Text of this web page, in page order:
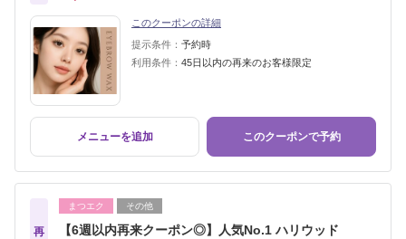
このクーポンの詳細
提示条件： 予約時
利用条件： 45日以内の再来のお客様限定
メニューを追加 このクーポンで予約
再
まつエク その他
【6週以内再来クーポン◎】人気No.1 ハリウッド